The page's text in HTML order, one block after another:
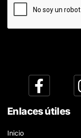
Enlaces útiles
Inicio